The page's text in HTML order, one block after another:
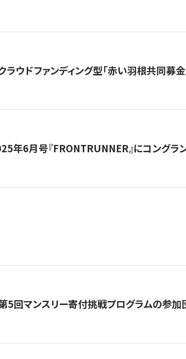
ラウドファンディング型「赤い羽根共同
年6月号『FRONTRUNNER』にコングラ
5回マンスリー寄付挑戦プログラムの参